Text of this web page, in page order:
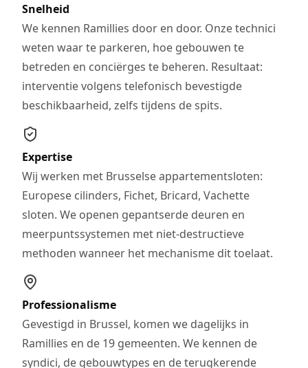
Snelheid
We kennen Ramillies door en door. Onze technici
weten waar te parkeren, hoe gebouwen te
betreden en conciërges te beheren. Resultaat:
interventie volgens telefonisch bevestigde
beschikbaarheid, zelfs tijdens de spits.
Expertise
Wij werken met Brusselse appartementsloten:
Europese cilinders, Fichet, Bricard, Vachette
sloten. We openen gepantserde deuren en
meerpuntssystemen met niet-destructieve
methoden wanneer het mechanisme dit toelaat.
Professionalisme
Gevestigd in Brussel, komen we dagelijks in
Ramillies en de 19 gemeenten. We kennen de
syndici, de gebouwtypes en de terugkerende